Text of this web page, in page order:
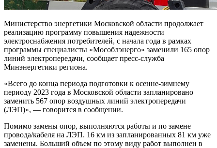
Министерство энергетики Московской области продолжает
реализацию программу повышения надежности
электроснабжения потребителей, с начала года в рамках
программы специалисты «Мособлэнерго» заменили 165 опор
линий электропередачи, сообщает пресс-служба
Минэнергетики региона.
«Всего до конца периода подготовки к осенне-зимнему
периоду 2023 года в Московской области запланировано
заменить 567 опор воздушных линий электропередачи
(ЛЭП)», — говорится в сообщении.
Помимо замены опор, выполняются работы и по замене
провода/кабеля на ЛЭП. 16 км из запланированных 81 км уже
заменены. Больший объем по этому виду работ выполнен в